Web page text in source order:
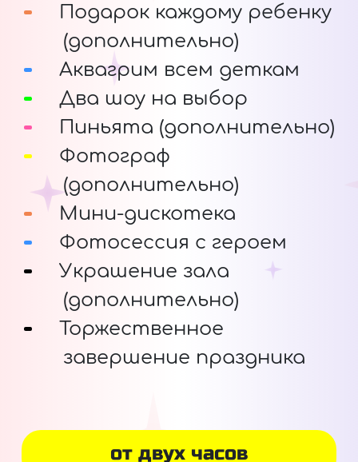
Подарок каждому ребенку
(дополнительно)
Аквагрим всем деткам
Два шоу на выбор
Пиньята (дополнительно)
Фотограф
(дополнительно)
Мини-дискотека
Фотосессия с героем
Украшение зала
(дополнительно)
Торжественное
завершение праздника
от двух часов